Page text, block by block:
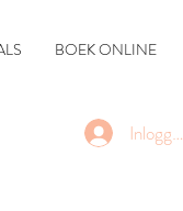
BOEK ONLINE
Inloggen